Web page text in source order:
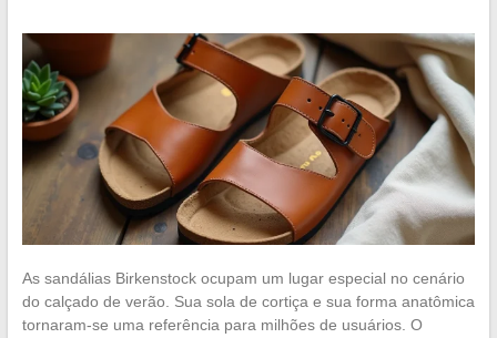
As sandálias Birkenstock ocupam um lugar especial no cenário
do calçado de verão. Sua sola de cortiça e sua forma anatômica
tornaram-se uma referência para milhões de usuários. O